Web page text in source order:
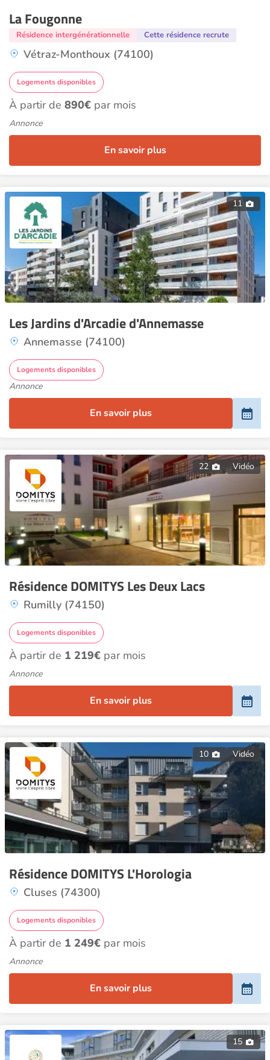
La Fougonne
Résidence intergénérationnelle Cette résidence recrute
Vétraz-Monthoux (74100)
Logements disponibles
À partir de 890€ par mois
Annonce
En savoir plus
11
Les Jardins d'Arcadie d'Annemasse
Annemasse (74100)
Logements disponibles
Annonce
En savoir plus
22 Vidéo
Résidence DOMITYS Les Deux Lacs
Rumilly (74150)
Logements disponibles
À partir de 1 219€ par mois
Annonce
En savoir plus
10 Vidéo
Résidence DOMITYS L'Horologia
Cluses (74300)
Logements disponibles
À partir de 1 249€ par mois
Annonce
En savoir plus
15